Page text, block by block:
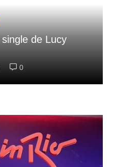
de Lucy
0